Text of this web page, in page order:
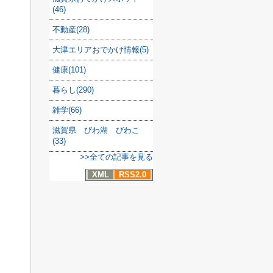
(46)
不動産(28)
大津エリアおでかけ情報(5)
健康(101)
暮らし(290)
雑学(66)
滋賀県 びわ湖 びわこ
(33)
>>全ての記事を見る
XML
RSS2.0